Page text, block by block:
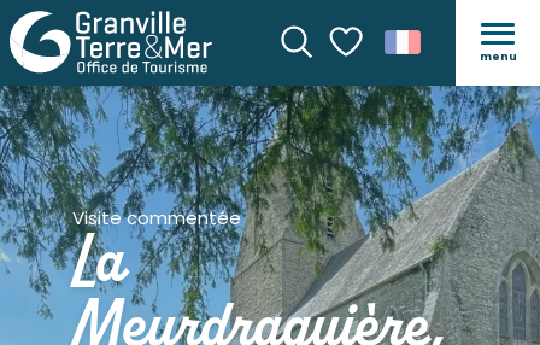
Recherche
Voir les favoris
menu
Visite commentée
La
Meurdraquière,